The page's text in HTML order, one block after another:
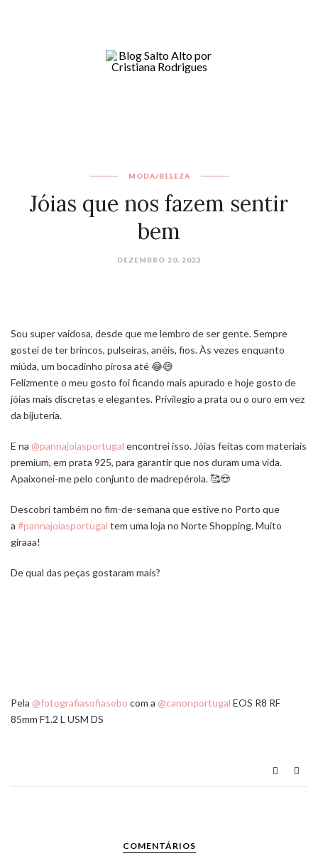
MODA/BELEZA
Jóias que nos fazem sentir
bem
DEZEMBRO 20, 2023
Sou super vaidosa, desde que me lembro de ser gente. Sempre
gostei de ter brincos, pulseiras, anéis, fios. Às vezes enquanto
miúda, um bocadinho pirosa até 😂😅
Felizmente o meu gosto foi ficando mais apurado e hoje gosto de
jóias mais discretas e elegantes. Privilegio a prata ou o ouro em vez
da bijuteria.
E na @pannajoiasportugal encontrei isso. Jóias feitas com materiais
premium, em prata 925, para garantir que nos duram uma vida.
Apaixonei-me pelo conjunto de madrepérola. 🥰😍
Descobri também no fim-de-semana que estive no Porto que
a #pannajoiasportugal tem uma loja no Norte Shopping. Muito
giraaa!
De qual das peças gostaram mais?
Pela @fotografiasofiasebo com a @canonportugal EOS R8 RF
85mm F1.2 L USM DS
COMENTÁRIOS